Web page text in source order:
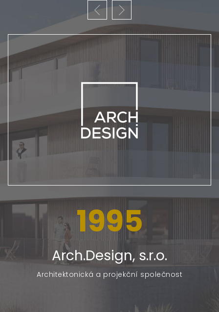
1995
Arch.Design, s.r.o.
Architektonická a projekční společnost